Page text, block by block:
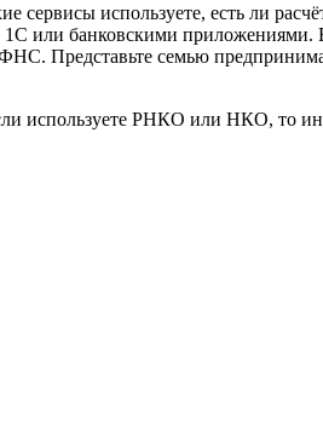
используете, есть ли
или банковскими
ФНС. Представьте семью
используете РНКО или НКО, то